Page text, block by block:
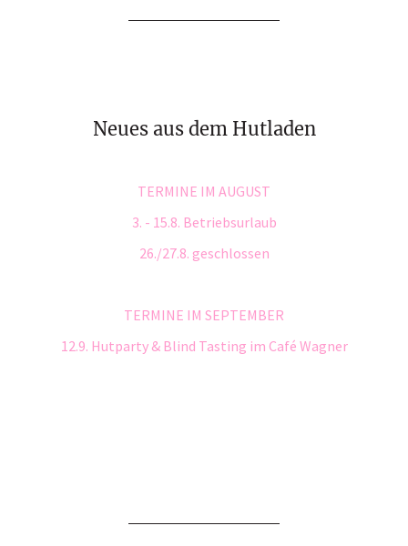
Neues aus dem Hutladen
TERMINE IM AUGUST
3. - 15.8. Betriebsurlaub
26./27.8. geschlossen
TERMINE IM SEPTEMBER
12.9. Hutparty & Blind Tasting im Café Wagner